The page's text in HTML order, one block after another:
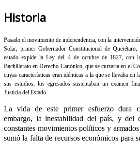
Historia
Pasado el movimiento de independencia, con la
Solar, primer Gobernador Constitucional de
estado expide la Ley del 4 de octubre de 1827, con
Bachillerato en Derecho Canónico, que se cursaría en el
cuyas características eran idénticas a la que se llevaba
sus estudios, los egresados sustentaban un examen
Justicia del Estado.
La vida de este primer esfuerzo dura
embargo, la inestabilidad del país, y del
constantes movimientos políticos y
sumó la falta de recursos económicos para